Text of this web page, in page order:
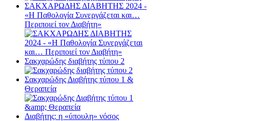
ΣΑΚΧΑΡΩΔΗΣ ΔΙΑΒΗΤΗΣ 2024 -
«Η Παθολογία Συνεργάζεται και…
Περιποιεί τον Διαβήτη»
Σακχαρώδης διαβήτης τύπου 2
Σακχαρώδης Διαβήτης τύπου 1 &
Θεραπεία
Διαβήτης: η «ύπουλη» νόσος